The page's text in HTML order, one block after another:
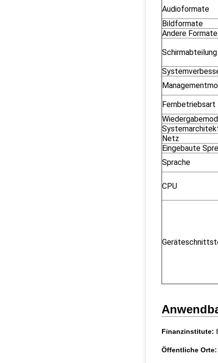
Audioformate
Bildformate
Andere Formate
Schirmabteilung
Fernbetriebsart
Netz
Eingebaute
Sprache
CPU
Finanzinstitute:
Öffentliche Orte: